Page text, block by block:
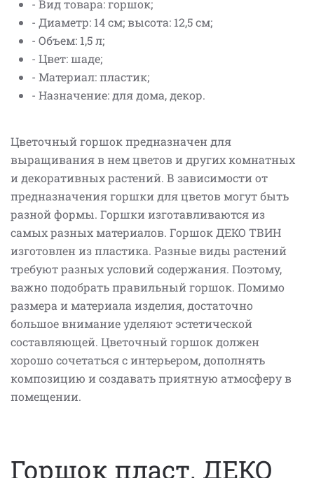
- Вид товара: горшок;
- Диаметр: 14 см; высота: 12,5 см;
- Объем: 1,5 л;
- Цвет: шаде;
- Материал: пластик;
- Назначение: для дома, декор.
Цветочный горшок предназначен для
выращивания в нем цветов и других комнатных
и декоративных растений. В зависимости от
предназначения горшки для цветов могут быть
разной формы. Горшки изготавливаются из
самых разных материалов. Горшок ДЕКО ТВИН
изготовлен из пластика. Разные виды растений
требуют разных условий содержания. Поэтому,
важно подобрать правильный горшок. Помимо
размера и материала изделия, достаточно
большое внимание уделяют эстетической
составляющей. Цветочный горшок должен
хорошо сочетаться с интерьером, дополнять
композицию и создавать приятную атмосферу в
помещении.
Горшок пласт. ДЕКО